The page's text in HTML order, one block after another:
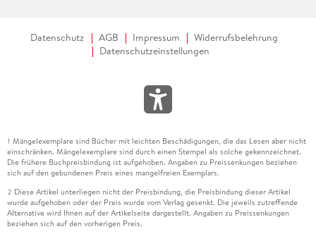
Datenschutz AGB Impressum
Widerrufsbelehrung
Datenschutzeinstellungen
1 Mängelexemplare sind Bücher mit leichten Beschädigungen, die das Lesen aber nicht
einschränken. Mängelexemplare sind durch einen Stempel als solche gekennzeichnet.
Die frühere Buchpreisbindung ist aufgehoben. Angaben zu Preissenkungen beziehen
sich auf den gebundenen Preis eines mangelfreien Exemplars.
2 Diese Artikel unterliegen nicht der Preisbindung, die Preisbindung dieser Artikel
wurde aufgehoben oder der Preis wurde vom Verlag gesenkt. Die jeweils zutreffende
Alternative wird Ihnen auf der Artikelseite dargestellt. Angaben zu Preissenkungen
beziehen sich auf den vorherigen Preis.